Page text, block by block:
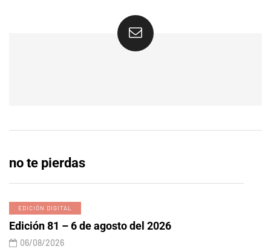
no te pierdas
EDICIÓN DIGITAL
Edición 81 – 6 de agosto del 2026
06/08/2026